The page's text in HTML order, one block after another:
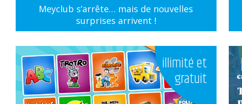
Meyclub s’arrête… mais de nouvelles
surprises arrivent !
illimité et
gratuit